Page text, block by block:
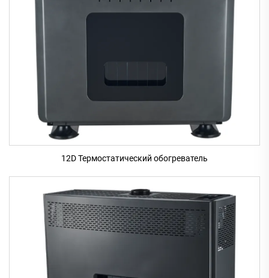
12D Термостатический обогреватель